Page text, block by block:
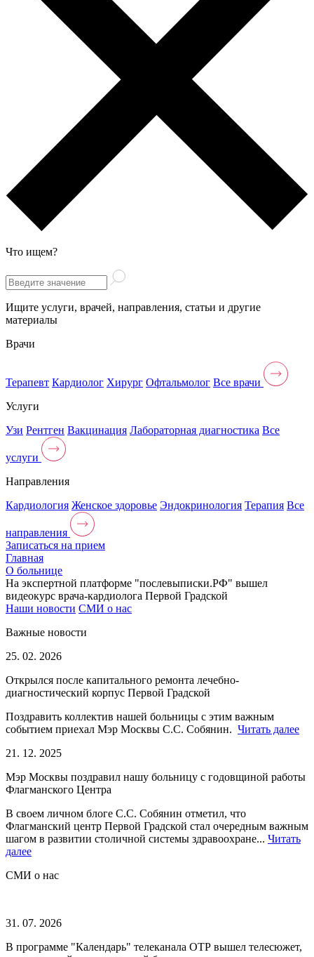
Что ищем?
Ищите услуги, врачей, направления, статьи и другие
материалы
Врачи
Терапевт Кардиолог Хирург Офтальмолог Все врачи
Услуги
Узи Рентген Вакцинация Лабораторная диагностика Все
услуги
Направления
Кардиология Женское здоровье Эндокринология Терапия Все
направления
Записаться на прием
Главная
О больнице
На экспертной платформе "послевыписки.РФ" вышел
видеокурс врача-кардиолога Первой Градской
Наши новости CМИ о нас
Важные новости
25. 02. 2026
Открылся после капитального ремонта лечебно-
диагностический корпус Первой Градской
Поздравить коллектив нашей больницы с этим важным
событием приехал Мэр Москвы С.С. Собянин. Читать далее
21. 12. 2025
Мэр Москвы поздравил нашу больницу с годовщиной работы
Флагманского Центра
В своем личном блоге С.С. Собянин отметил, что
Флагманский центр Первой Градской стал очередным важным
шагом в развитии столичной системы здравоохране... Читать
далее
СМИ о нас
31. 07. 2026
В программе "Календарь" телеканала ОТР вышел телесюжет,